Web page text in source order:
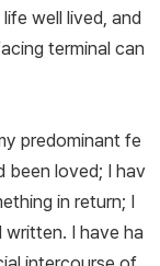
well lived, and
terminal can
predominant fe
been loved; I hav
in return; I
I have ha